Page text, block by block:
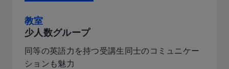
教室
少人数グループ
同等の英語力を持つ受講生同士のコミュニケー
ションも魅力